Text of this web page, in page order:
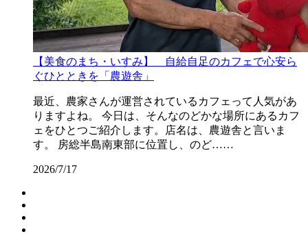
【美食のまち・いすみ】 自給自足のカフェで心安ら
ぐひとときを「農遊舎」
最近、農家さんが運営されているカフェって人気があ
りますよね。 今日は、そんなのどかな場所にあるカフ
ェをひとつご紹介します。店名は、農遊舎と言いま
す。 房総半島南東部に位置し、のど……
2026/7/17